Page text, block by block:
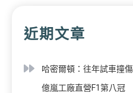
近期文章
哈密爾頓：往年試車撞
億嵐工廠直營F1第八冠